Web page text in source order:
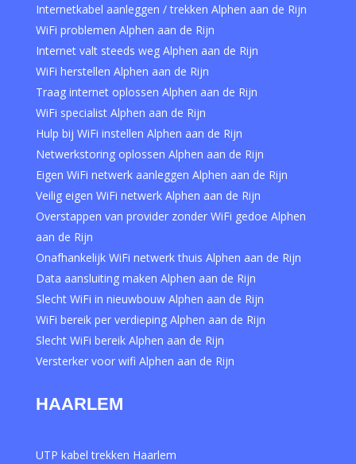
Internetkabel aanleggen / trekken Alphen aan de Rijn
WiFi problemen Alphen aan de Rijn
Internet valt steeds weg Alphen aan de Rijn
WiFi herstellen Alphen aan de Rijn
Traag internet oplossen Alphen aan de Rijn
WiFi specialist Alphen aan de Rijn
Hulp bij WiFi instellen Alphen aan de Rijn
Netwerkstoring oplossen Alphen aan de Rijn
Eigen WiFi netwerk aanleggen Alphen aan de Rijn
Veilig eigen WiFi netwerk Alphen aan de Rijn
Overstappen van provider zonder WiFi gedoe Alphen
aan de Rijn
Onafhankelijk WiFi netwerk thuis Alphen aan de Rijn
Data aansluiting maken Alphen aan de Rijn
Slecht WiFi in nieuwbouw Alphen aan de Rijn
WiFi bereik per verdieping Alphen aan de Rijn
Slecht WiFi bereik Alphen aan de Rijn
Versterker voor wifi Alphen aan de Rijn
HAARLEM
UTP kabel trekken Haarlem